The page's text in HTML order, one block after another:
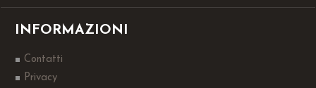
INFORMAZIONI
Contatti
Privacy